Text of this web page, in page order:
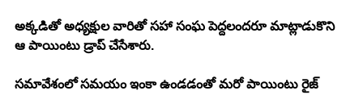
అక్కడితో అధ్యక్షుల వారితో సహా సంఘ పెద్దలందరూ మాట్లాడుకొని
ఆ పాయింటు డ్రాప్ చేసేశారు.
సమావేశంలో సమయం ఇంకా ఉండడంతో మరో పాయింటు రైజ్